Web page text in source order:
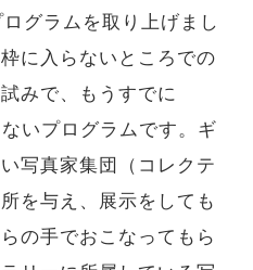
グラムを取り上げまし
に入らないところでの
みで、もうすでに
いプログラムです。ギ
写真家集団（コレクテ
を与え、展示をしても
の手でおこなってもら